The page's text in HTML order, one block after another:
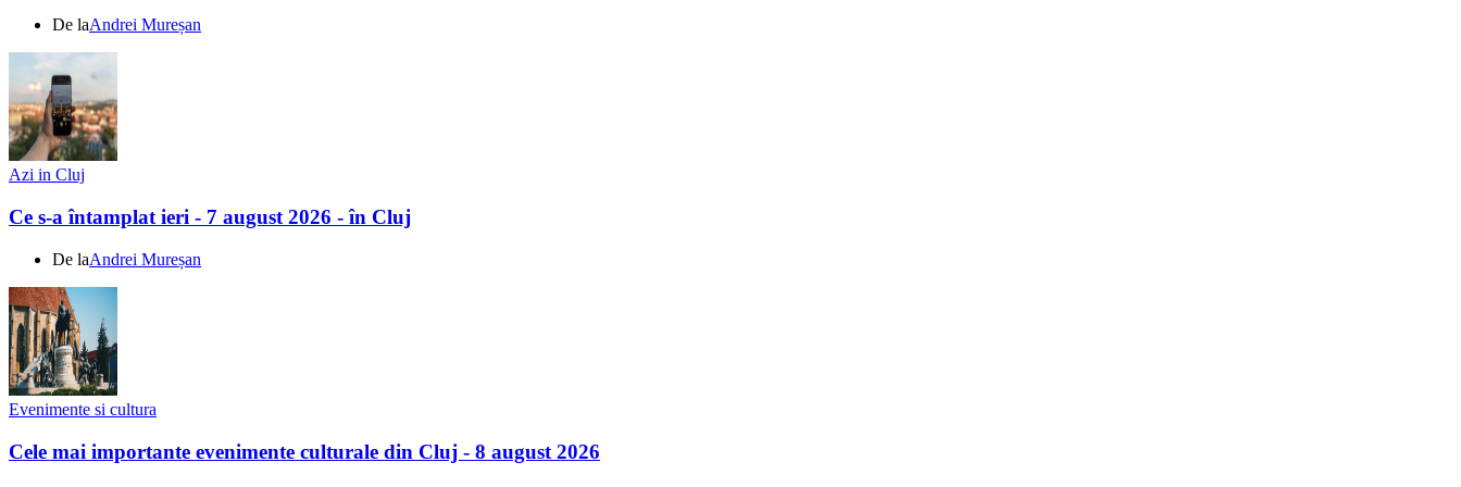
De laAndrei Mureșan
Azi in Cluj
Ce s-a întamplat ieri - 7 august 2026 - în Cluj
De laAndrei Mureșan
Evenimente si cultura
Cele mai importante evenimente culturale din Cluj - 8 august 2026